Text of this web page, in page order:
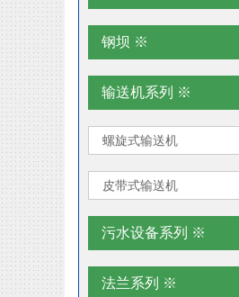
钢坝 ※
输送机系列 ※
螺旋式输送机
皮带式输送机
污水设备系列 ※
法兰系列 ※